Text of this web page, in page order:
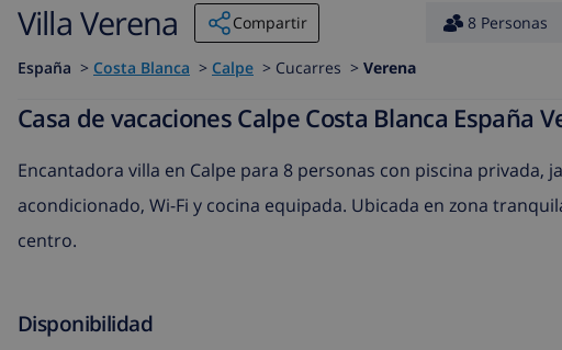
Villa Verena Compartir 8 Personas
España > Costa Blanca > Calpe > Cucarres > Verena
Casa de vacaciones Calpe Costa Blanca España
Encantadora villa en Calpe para 8 personas con piscina privada,
acondicionado, Wi-Fi y cocina equipada. Ubicada en zona
centro.
Disponibilidad